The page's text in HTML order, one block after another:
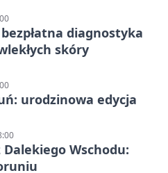
diagnostyka
skóry
urodzinowa edycja
Wschodu: